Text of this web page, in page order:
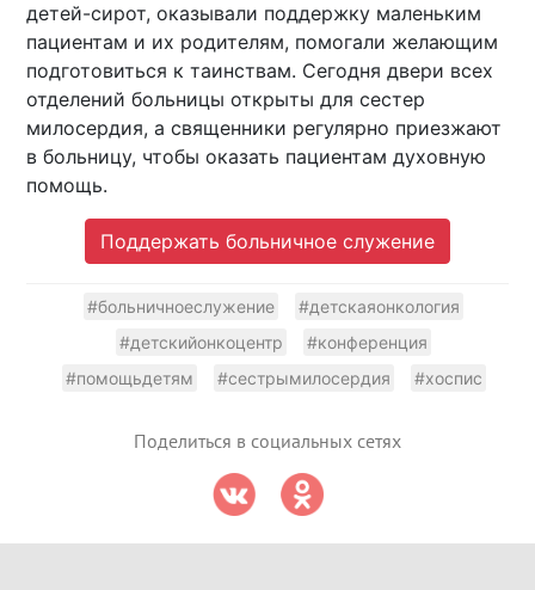
детей-сирот, оказывали поддержку маленьким
пациентам и их родителям, помогали желающим
подготовиться к таинствам. Сегодня двери всех
отделений больницы открыты для сестер
милосердия, а священники регулярно приезжают
в больницу, чтобы оказать пациентам духовную
помощь.
Поддержать больничное служение
#больничноеслужение
#детскаяонкология
#детскийонкоцентр
#конференция
#помощьдетям
#сестрымилосердия #хоспис
Поделиться в социальных сетях